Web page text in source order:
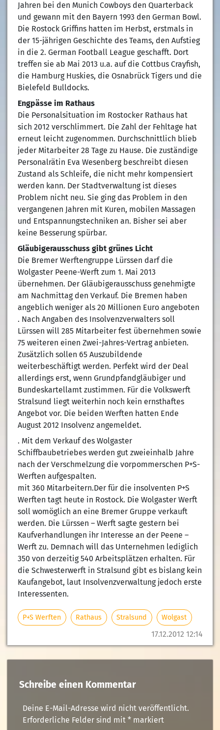
17.12.2012 12:14
Jahren bei den Munich Cowboys den Quarterback
und gewann mit den Bayern 1993 den German Bowl.
Die Rostock Griffins hatten im Herbst, erstmals in
der 15-jährigen Geschichte des Teams, den Aufstieg
in die 2. German Football League geschafft. Dort
treffen sie ab Mai 2013 u.a. auf die Cottbus Crayfish,
die Hamburg Huskies, die Osnabrück Tigers und die
Bielefeld Bulldocks.
Engpässe im Rathaus
Die Personalsituation im Rostocker Rathaus hat
sich 2012 verschlimmert. Die Zahl der Fehltage hat
erneut leicht zugenommen. Durchschnittlich blieb
jeder Mitarbeiter 28 Tage zu Hause. Die zuständige
Personalrätin Eva Wesenberg beschreibt diesen
Zustand als Schleife, die nicht mehr kompensiert
werden kann. Der Stadtverwaltung ist dieses
Problem nicht neu. Sie ging das Problem in den
vergangenen Jahren mit Kuren, mobilen Massagen
und Entspannungstechniken an. Bisher sei aber
keine Besserung spürbar.
Gläubigerausschuss gibt grünes Licht
Die Bremer Werftengruppe Lürssen darf die
Wolgaster Peene-Werft zum 1. Mai 2013
übernehmen. Der Gläubigerausschuss genehmigte
am Nachmittag den Verkauf. Die Bremen haben
angeblich weniger als 20 Millionen Euro angeboten
. Nach Angaben des Insolvenzverwalters soll
Lürssen will 285 Mitarbeiter fest übernehmen sowie
75 weiteren einen Zwei-Jahres-Vertrag anbieten.
Zusätzlich sollen 65 Auszubildende
weiterbeschäftigt werden. Perfekt wird der Deal
allerdings erst, wenn Grundpfandgläubiger und
Bundeskartellamt zustimmen. Für die Volkswerft
Stralsund liegt weiterhin noch kein ernsthaftes
Angebot vor. Die beiden Werften hatten Ende
August 2012 Insolvenz angemeldet.
. Mit dem Verkauf des Wolgaster
Schiffbaubetriebes werden gut zweieinhalb Jahre
nach der Verschmelzung die vorpommerschen P+S-
Werften aufgespalten.
mit 360 Mitarbeitern.Der für die insolventen P+S
Werften tagt heute in Rostock. Die Wolgaster Werft
soll womöglich an eine Bremer Gruppe verkauft
werden. Die Lürssen – Werft sagte gestern bei
Kaufverhandlungen ihr Interesse an der Peene –
Werft zu. Demnach will das Unternehmen lediglich
350 von derzeitig 540 Arbeitsplätzen erhalten. Für
die Schwesterwerft in Stralsund gibt es bislang kein
Kaufangebot, laut Insolvenzverwaltung jedoch erste
Interessenten.
P+S Werften Rathaus Stralsund Wolgast
Schreibe einen Kommentar
Deine E-Mail-Adresse wird nicht veröffentlicht.
Erforderliche Felder sind mit *markiert